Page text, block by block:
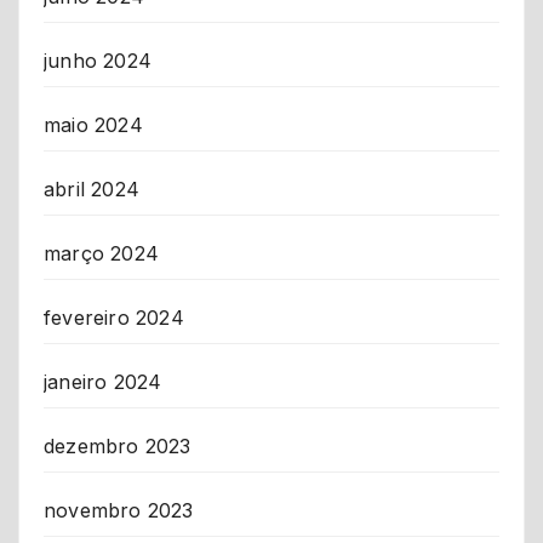
junho 2024
maio 2024
abril 2024
março 2024
fevereiro 2024
janeiro 2024
dezembro 2023
novembro 2023